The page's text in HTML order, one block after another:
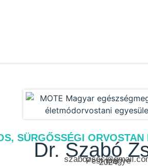
SÜRGŐSSÉGI
Dr. Szabó
Pest megye
2024